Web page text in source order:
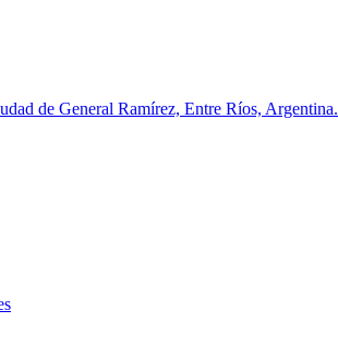
de General Ramírez, Entre Ríos, Argentina.